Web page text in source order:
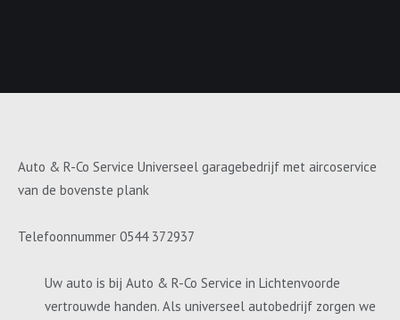
Auto & R-Co Service Universeel garagebedrijf met aircoservice
van de bovenste plank
Telefoonnummer 0544 372937
Uw auto is bij Auto & R-Co Service in Lichtenvoorde
vertrouwde handen. Als universeel autobedrijf zorgen we